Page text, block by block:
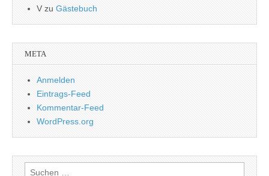
Vzu Gästebuch
META
Anmelden
Eintrags-Feed
Kommentar-Feed
WordPress.org
Suchen